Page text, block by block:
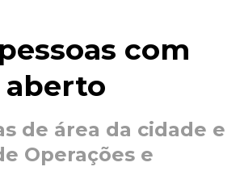
com
aberto
de área da cidade e
Operações e